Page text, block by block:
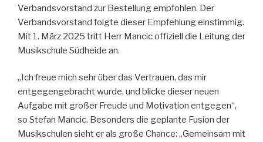
Verbandsvorstand zur Bestellung empfohlen. Der
Verbandsvorstand folgte dieser Empfehlung einstimmig.
Mit 1. März 2025 tritt Herr Mancic offiziell die Leitung der
Musikschule Südheide an.
„Ich freue mich sehr über das Vertrauen, das mir
entgegengebracht wurde, und blicke dieser neuen
Aufgabe mit großer Freude und Motivation entgegen“,
so Stefan Mancic. Besonders die geplante Fusion der
Musikschulen sieht er als große Chance: „Gemeinsam mit